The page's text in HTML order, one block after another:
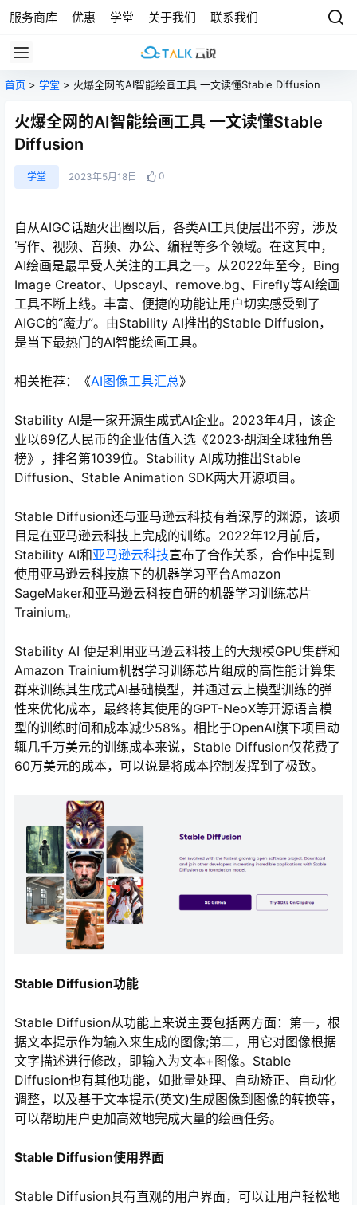
服务商库 优惠 学堂 关于我们 联系我们
首页 > 学堂 > 火爆全网的AI智能绘画工具 一文读懂Stable Diffusion
火爆全网的AI智能绘画工具 一文读懂Stable
Diffusion
学堂 2023年5月18日 0
自从AIGC话题火出圈以后，各类AI工具便层出不穷，涉及
写作、视频、音频、办公、编程等多个领域。在这其中，
AI绘画是最早受人关注的工具之一。从2022年至今，Bing
Image Creator、Upscayl、remove.bg、Firefly等AI绘画
工具不断上线。丰富、便捷的功能让用户切实感受到了
AIGC的“魔力”。由Stability AI推出的Stable Diffusion，
是当下最热门的AI智能绘画工具。
相关推荐：《AI图像工具汇总》
Stability AI是一家开源生成式AI企业。2023年4月，该企
业以69亿人民币的企业估值入选《2023·胡润全球独角兽
榜》，排名第1039位。Stability AI成功推出Stable
Diffusion、Stable Animation SDK两大开源项目。
Stable Diffusion还与亚马逊云科技有着深厚的渊源，该项
目是在亚马逊云科技上完成的训练。2022年12月前后，
Stability AI和亚马逊云科技宣布了合作关系，合作中提到
使用亚马逊云科技旗下的机器学习平台Amazon
SageMaker和亚马逊云科技自研的机器学习训练芯片
Trainium。
Stability AI 便是利用亚马逊云科技上的大规模GPU集群和
Amazon Trainium机器学习训练芯片组成的高性能计算集
群来训练其生成式AI基础模型，并通过云上模型训练的弹
性来优化成本，最终将其使用的GPT-NeoX等开源语言模
型的训练时间和成本减少58%。相比于OpenAI旗下项目动
辄几千万美元的训练成本来说，Stable Diffusion仅花费了
60万美元的成本，可以说是将成本控制发挥到了极致。
Stable Diffusion功能
Stable Diffusion从功能上来说主要包括两方面：第一，根
据文本提示作为输入来生成的图像;第二，用它对图像根据
文字描述进行修改，即输入为文本+图像。Stable
Diffusion也有其他功能，如批量处理、自动矫正、自动化
调整，以及基于文本提示(英文)生成图像到图像的转换等，
可以帮助用户更加高效地完成大量的绘画任务。
Stable Diffusion使用界面
Stable Diffusion具有直观的用户界面，可以让用户轻松地